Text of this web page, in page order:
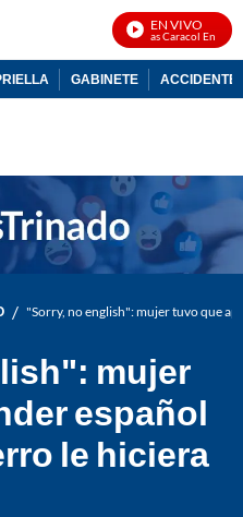
EN VIVO
Noticias Caracol En Vivo
GABINETE ACCIDENTE
/ "Sorry, no english": mujer tuvo que
mujer
español
le hiciera